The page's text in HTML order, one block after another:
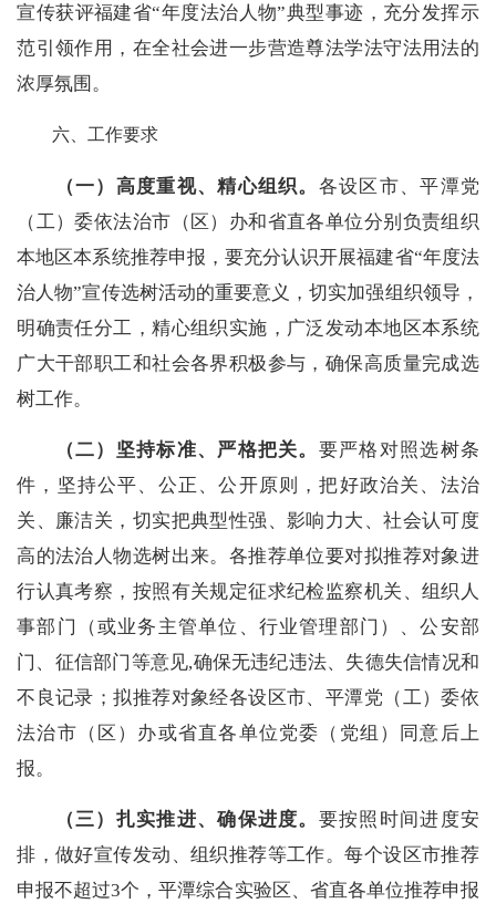
宣传获评福建省“年度法治人物”典型事迹，充分发挥示
范引领作用，在全社会进一步营造尊法学法守法用法的
浓厚氛围。
六、工作要求
（一） 高度重视、精心组织。 各设区市、平潭党
（工）委依法治市（区）办和省直各单位分别负责组织
本地区本系统推荐申报，要充分认识开展福建省“年度法
治人物”宣传选树活动的重要意义，切实加强组织领导，
明确责任分工，精心组织实施，广泛发动本地区本系统
广大干部职工和社会各界积极参与，确保高质量完成选
树工作。
（二） 坚持标准、严格把关。 要严格对照选树条
件，坚持公平、公正、公开原则，把好政治关、法治
关、廉洁关，切实把典型性强、影响力大、社会认可度
高的法治人物选树出来。各推荐单位要对拟推荐对象进
行认真考察，按照有关规定征求纪检监察机关、组织人
事部门（或业务主管单位、行业管理部门）、公安部
门、征信部门等意见,确保无违纪违法、失德失信情况和
不良记录；拟推荐对象经各设区市、平潭党（工）委依
法治市（区）办或省直各单位党委（党组）同意后上
报。
（三） 扎实推进、确保进度。 要按照时间进度安
排，做好宣传发动、组织推荐等工作。每个设区市推荐
申报不超过3个，平潭综合实验区、省直各单位推荐申报